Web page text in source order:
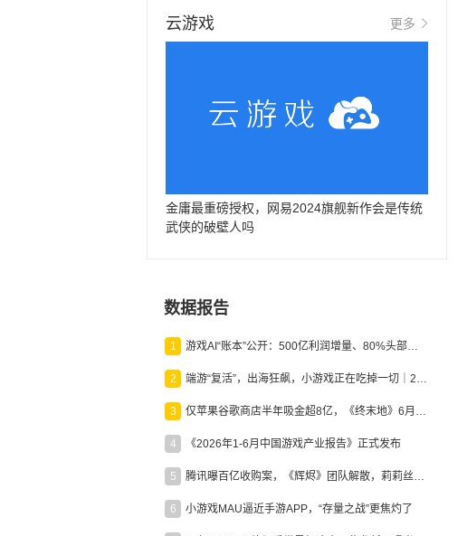
云游戏 更多
金庸最重磅授权，网易2024旗舰新作会是传统
武侠的破壁人吗
数据报告
1 游戏AI“账本”公开：500亿利润增量、80%头部入局，谁在闷声发财？
2 端游“复活”，出海狂飙，小游戏正在吃掉一切｜2026上半年产业报告
3 仅苹果谷歌商店半年吸金超8亿，《终末地》6月份收入显著回暖
4 《2026年1-6月中国游戏产业报告》正式发布
5 腾讯曝百亿收购案，《辉烬》团队解散，莉莉丝新作曝光｜陀螺周报
6 小游戏MAU逼近手游APP，“存量之战”更焦灼了